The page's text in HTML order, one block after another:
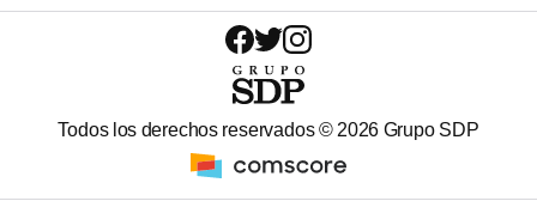
Todos los derechos reservados © 2026 Grupo SDP